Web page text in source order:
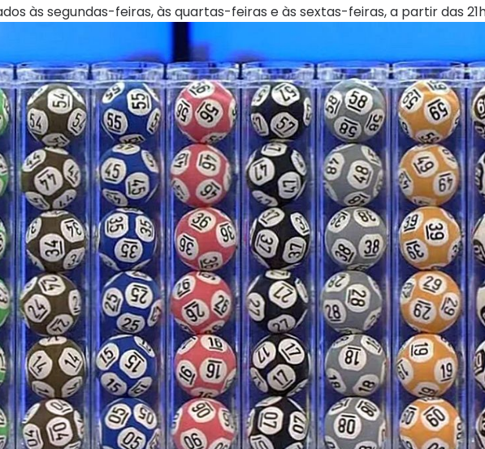
às segundas-feiras, às quartas-feiras e às sextas-feiras, a partir das